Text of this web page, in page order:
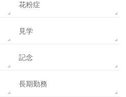
花粉症
見学
記念
長期勤務